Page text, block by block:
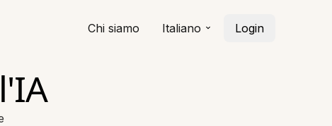
Chi siamo Italiano Login